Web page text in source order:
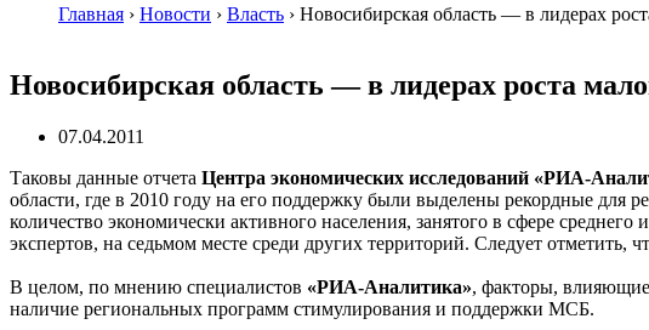
Главная › Новости › Власть › Новосибирская область — в лидерах
Новосибирская область — в лидерах роста
07.04.2011
Таковы данные отчета Центра экономических исследований «РИА-
области, где в 2010 году на его поддержку были выделены рекордные для
количество экономически активного населения, занятого в сфере
экспертов, на седьмом месте среди других территорий. Следует отметить,
В целом, по мнению специалистов «РИА-Аналитика», факторы, влияющие
наличие региональных программ стимулирования и поддержки МСБ.